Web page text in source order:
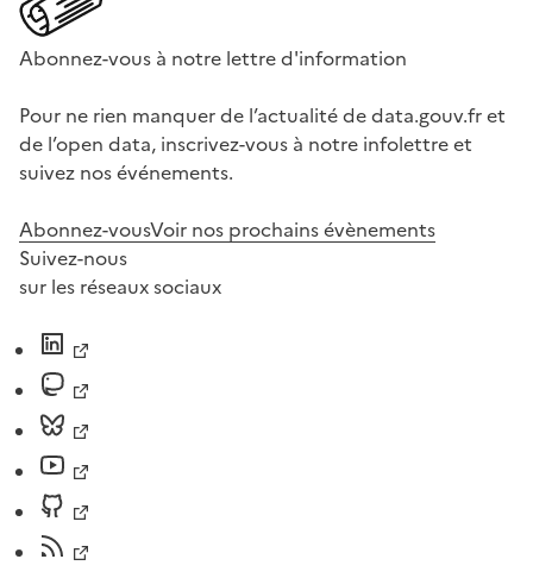
Abonnez-vous à notre lettre d'information
Pour ne rien manquer de l’actualité de data.gouv.fr et
de l’open data, inscrivez-vous à notre infolettre et
suivez nos événements.
Abonnez-vousVoir nos prochains évènements
Suivez-nous
sur les réseaux sociaux